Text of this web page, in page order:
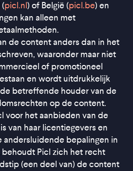
(picl.nl) of België (picl.be) en
kan alleen met
de content anders dan in het
waaronder maar niet
of promotioneel
en wordt uitdrukkelijk
betreffende houder van de
op de content.
voor het aanbieden van de
van haar licentiegevers en
andersluidende bepalingen in
Picl zich het recht
(een deel van) de content